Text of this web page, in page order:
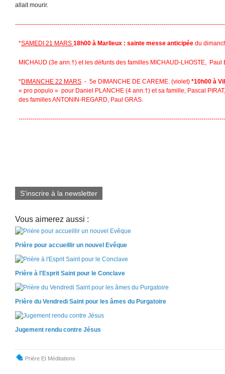
allait mourir.
*SAMEDI 21 MARS18h00 à Marlieux : sainte messe anticipéedu
MICHAUD (3e ann.†) et les défunts des familles MICHAUD-LHOSTE, Paul
*DIMANCHE 22 MARS - 5e DIMANCHE DE CAREME. (violet)*10h00 à
« pro populo » pour Daniel PLANCHE (4 ann.†) et sa famille, Pascal
des familles ANTONIN-REGARD, Paul GRAS.
S'inscrire à la newsletter
Vous aimerez aussi :
Prière pour accueillir un nouvel Evêque
Prière à l'Esprit Saint pour le Conclave
Prière du Vendredi Saint pour les âmes du Purgatoire
Jugement rendu contre Jésus
Prière Et Méditations